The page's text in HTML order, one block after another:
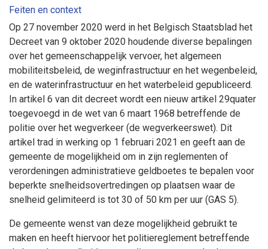
Feiten en context
Op 27 november 2020 werd in het Belgisch Staatsblad het
Decreet van 9 oktober 2020 houdende diverse bepalingen
over het gemeenschappelijk vervoer, het algemeen
mobiliteitsbeleid, de weginfrastructuur en het wegenbeleid,
en de waterinfrastructuur en het waterbeleid gepubliceerd.
In artikel 6 van dit decreet wordt een nieuw artikel 29quater
toegevoegd in de wet van 6 maart 1968 betreffende de
politie over het wegverkeer (de wegverkeerswet). Dit
artikel trad in werking op 1 februari 2021 en geeft aan de
gemeente de mogelijkheid om in zijn reglementen of
verordeningen administratieve geldboetes te bepalen voor
beperkte snelheidsovertredingen op plaatsen waar de
snelheid gelimiteerd is tot 30 of 50 km per uur (GAS 5).
De gemeente wenst van deze mogelijkheid gebruikt te
maken en heeft hiervoor het politiereglement betreffende